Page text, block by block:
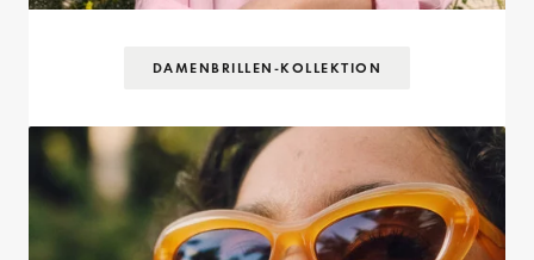
DAMENBRILLEN-KOLLEKTION